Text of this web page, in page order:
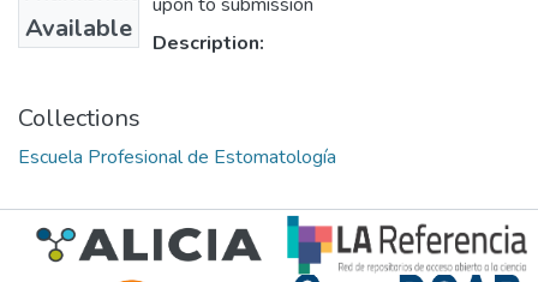
Available
upon to submission
Description:
Collections
Escuela Profesional de Estomatología